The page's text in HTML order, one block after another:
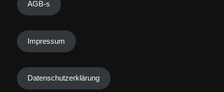
AGB-s
Impressum
Datenschutzerklärung